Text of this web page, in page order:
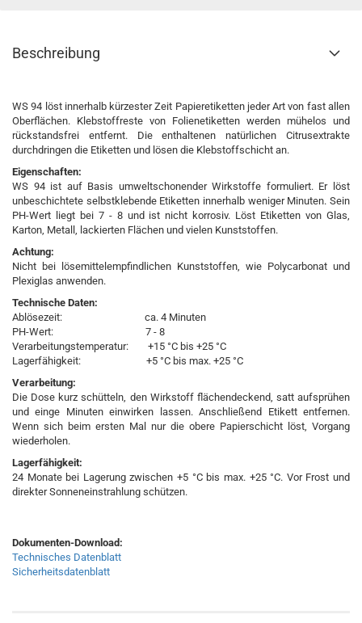
Beschreibung
WS 94 löst innerhalb kürzester Zeit Papieretiketten jeder Art von fast allen
Oberflächen. Klebstoffreste von Folienetiketten werden mühelos und
rückstandsfrei entfernt. Die enthaltenen natürlichen Citrusextrakte
durchdringen die Etiketten und lösen die Klebstoffschicht an.
Eigenschaften:
WS 94 ist auf Basis umweltschonender Wirkstoffe formuliert. Er löst
unbeschichtete selbstklebende Etiketten innerhalb weniger Minuten. Sein
PH-Wert liegt bei 7 - 8 und ist nicht korrosiv. Löst Etiketten von Glas,
Karton, Metall, lackierten Flächen und vielen Kunststoffen.
Achtung:
Nicht bei lösemittelempfindlichen Kunststoffen, wie Polycarbonat und
Plexiglas anwenden.
Technische Daten:
Ablösezeit: ca. 4 Minuten
PH-Wert: 7 - 8
Verarbeitungstemperatur: +15 °C bis +25 °C
Lagerfähigkeit: +5 °C bis max. +25 °C
Verarbeitung:
Die Dose kurz schütteln, den Wirkstoff flächendeckend, satt aufsprühen
und einge Minuten einwirken lassen. Anschließend Etikett entfernen.
Wenn sich beim ersten Mal nur die obere Papierschicht löst, Vorgang
wiederholen.
Lagerfähigkeit:
24 Monate bei Lagerung zwischen +5 °C bis max. +25 °C. Vor Frost und
direkter Sonneneinstrahlung schützen.
Dokumenten-Download:
Technisches Datenblatt
Sicherheitsdatenblatt